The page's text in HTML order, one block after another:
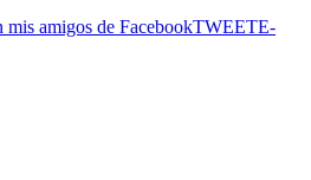
mis amigos de FacebookTWEETE-